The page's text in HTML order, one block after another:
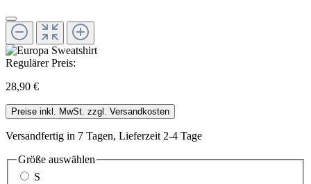
Regulärer Preis:
28,90 €
Preise inkl. MwSt. zzgl. Versandkosten
Versandfertig in 7 Tagen, Lieferzeit 2-4 Tage
Größe auswählen
S